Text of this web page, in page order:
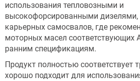
использования тепловозными и
высокофорсированными
карьерных самосвалов, где
моторных масел соответствующих
ранним спецификациям.
Продукт полностью соответствует
хорошо подходит для